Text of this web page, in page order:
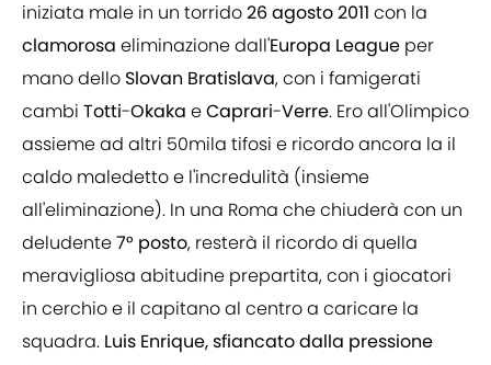
iniziata male in un torrido26 agosto2011 con la
clamorosa eliminazione dall'Europa League per
mano dello Slovan Bratislava, con i famigerati
cambi Totti-Okaka eCaprari-Verre. Ero all'Olimpico
assieme ad altri 50mila tifosi e ricordo ancora la il
caldo maledetto e l'incredulità (insieme
all'eliminazione). In una Roma che chiuderà con un
deludente7° posto, resterà il ricordo di quella
meravigliosa abitudine prepartita, con i giocatori
in cerchio e il capitano al centro a caricare la
squadra. Luis Enrique, sfiancato dalla pressione